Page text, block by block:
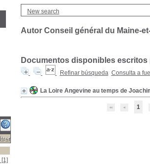
New search
Autor Conseil général du Maine-
Documentos disponibles escritos
Refinar búsqueda Consulta a
La Loire Angevine au temps de
1
[1]